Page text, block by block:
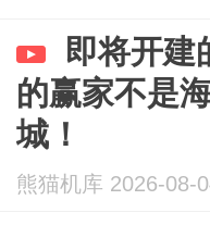
即将开建
的赢家不是
城！
熊猫机库 2026-08-